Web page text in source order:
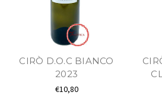
CIRÒ D.O.C BIANCO
2023
€10,80